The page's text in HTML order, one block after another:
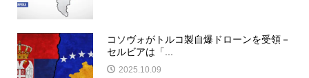
コソヴォがトルコ製自爆ドローンを受領－
セルビアは「...
2025.10.09